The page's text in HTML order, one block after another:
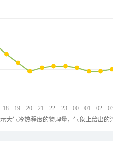
18 19 20 21 22 23 00 01 02
大气冷热程度的物理量，气象上给出